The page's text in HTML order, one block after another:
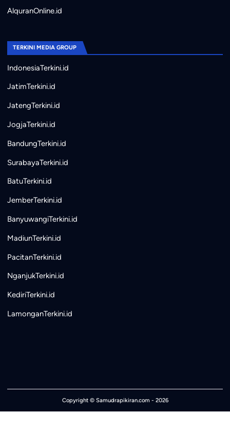
AlquranOnline.id
TERKINI MEDIA GROUP
IndonesiaTerkini.id
JatimTerkini.id
JatengTerkini.id
JogjaTerkini.id
BandungTerkini.id
SurabayaTerkini.id
BatuTerkini.id
JemberTerkini.id
BanyuwangiTerkini.id
MadiunTerkini.id
PacitanTerkini.id
NganjukTerkini.id
KediriTerkini.id
LamonganTerkini.id
Copyright © Samudrapikiran.com - 2026